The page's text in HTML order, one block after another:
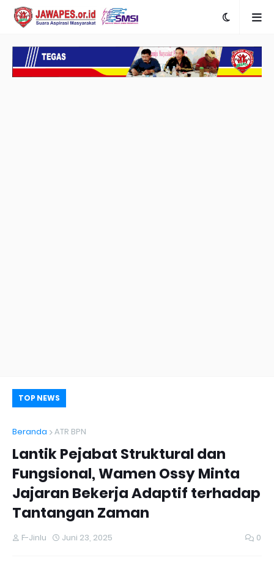
TOP NEWS
Beranda ATR BPN
Lantik Pejabat Struktural dan
Fungsional, Wamen Ossy Minta
Jajaran Bekerja Adaptif terhadap
Tantangan Zaman
F-Jinlu Juni 23, 2025 0